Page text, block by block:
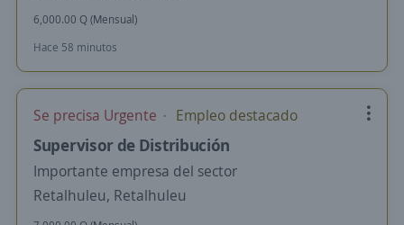
6,000.00 Q (Mensual)
Hace 58 minutos
Se precisa Urgente Empleo destacado
Supervisor de Distribución
Importante empresa del sector
Retalhuleu, Retalhuleu